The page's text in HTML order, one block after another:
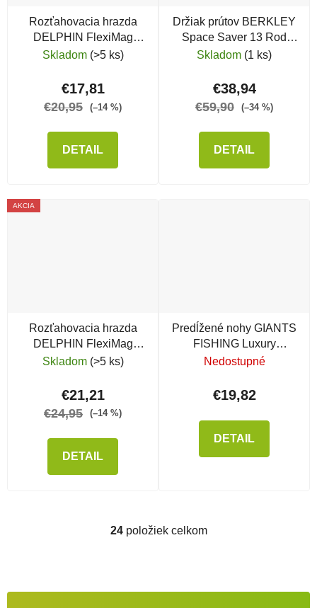
Rozťahovacia hrazda
DELPHIN FlexiMag
Buzz L
Skladom (>5 ks)
€17,81
€20,95 (–14 %)
DETAIL
Držiak prútov BERKLEY
Space Saver 13 Rod
Combo
Skladom (1 ks)
€38,94
€59,90 (–34 %)
DETAIL
AKCIA
Rozťahovacia hrazda
DELPHIN FlexiMag
Buzz XL
Skladom (>5 ks)
€21,21
€24,95 (–14 %)
DETAIL
Predĺžené nohy GIANTS
FISHING Luxury
Extended Legs for Rod
Nedostupné
€19,82
DETAIL
Ovládacie prvky výpisu
24položiek celkom